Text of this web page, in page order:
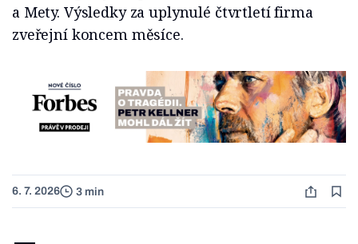
a Mety. Výsledky za uplynulé čtvrtletí firma
zveřejní koncem měsíce.
6. 7. 2026 3 min